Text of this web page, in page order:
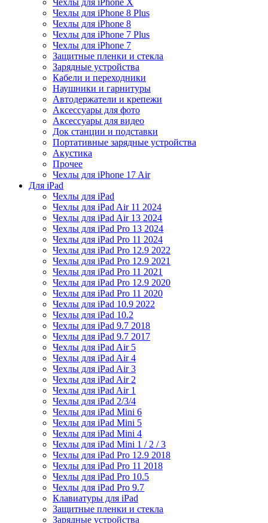
Чехлы для iPhone X
Чехлы для iPhone 8 Plus
Чехлы для iPhone 8
Чехлы для iPhone 7 Plus
Чехлы для iPhone 7
Защитные пленки и стекла
Зарядные устройства
Кабели и переходники
Наушники и гарнитуры
Автодержатели и крепежи
Аксессуары для фото
Аксессуары для видео
Док станции и подставки
Портативные зарядные устройства
Акустика
Прочее
Чехлы для iPhone 17 Air
Для iPad
Чехлы для iPad
Чехлы для iPad Air 11 2024
Чехлы для iPad Air 13 2024
Чехлы для iPad Pro 13 2024
Чехлы для iPad Pro 11 2024
Чехлы для iPad Pro 12.9 2022
Чехлы для iPad Pro 12.9 2021
Чехлы для iPad Pro 11 2021
Чехлы для iPad Pro 12.9 2020
Чехлы для iPad Pro 11 2020
Чехлы для iPad 10.9 2022
Чехлы для iPad 10.2
Чехлы для iPad 9.7 2018
Чехлы для iPad 9.7 2017
Чехлы для iPad Air 5
Чехлы для iPad Air 4
Чехлы для iPad Air 3
Чехлы для iPad Air 2
Чехлы для iPad Air 1
Чехлы для iPad 2/3/4
Чехлы для iPad Mini 6
Чехлы для iPad Mini 5
Чехлы для iPad Mini 4
Чехлы для iPad Mini 1 / 2 / 3
Чехлы для iPad Pro 12.9 2018
Чехлы для iPad Pro 11 2018
Чехлы для iPad Pro 10.5
Чехлы для iPad Pro 9.7
Клавиатуры для iPad
Защитные пленки и стекла
Зарядные устройства